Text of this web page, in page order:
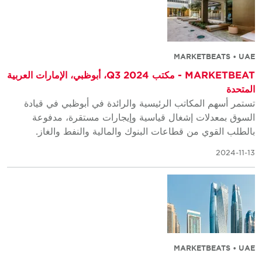
MARKETBEATS • UAE
MARKETBEAT - مكتب Q3 2024، أبوظبي، الإمارات العربية
المتحدة
تستمر أسهم المكاتب الرئيسية والرائدة في أبوظبي في قيادة
السوق بمعدلات إشغال قياسية وإيجارات مستقرة، مدفوعة
بالطلب القوي من قطاعات البنوك والمالية والنفط والغاز.
2024-11-13
MARKETBEATS • UAE